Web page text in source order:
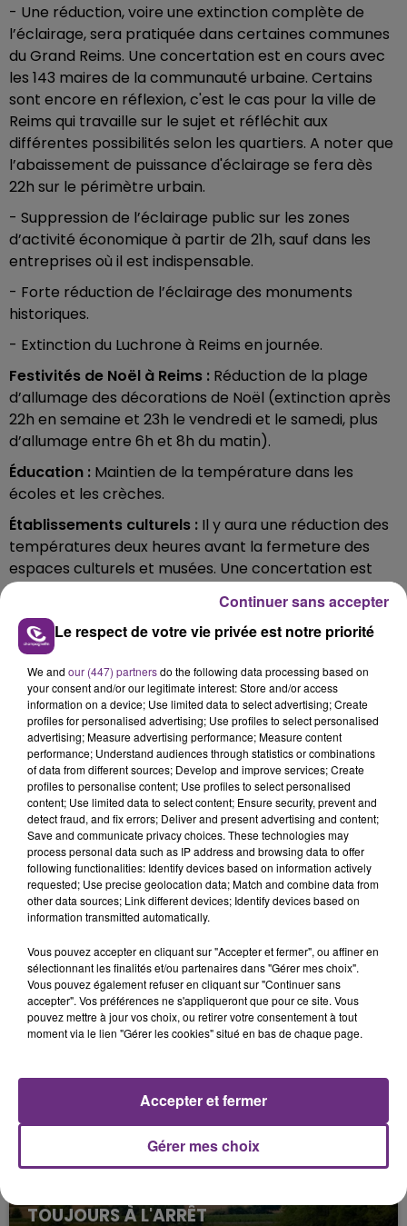
- Une réduction, voire une extinction complète de
l’éclairage, sera pratiquée dans certaines communes
du Grand Reims. Une concertation est en cours avec
les 143 maires de la communauté urbaine. Certains
sont encore en réflexion, c'est le cas pour la ville de
Reims qui travaille sur le sujet et réfléchit aux
différentes possibilités selon les quartiers. A noter que
l’abaissement de puissance d'éclairage se fera dès
22h sur le périmètre urbain.
- Suppression de l’éclairage public sur les zones
d’activité économique à partir de 21h, sauf dans les
entreprises où il est indispensable.
- Forte réduction de l’éclairage des monuments
historiques.
- Extinction du Luchrone à Reims en journée.
Festivités de Noël à Reims : Réduction de la plage
d’allumage des décorations de Noël (extinction après
22h en semaine et 23h le vendredi et le samedi, plus
d’allumage entre 6h et 8h du matin).
Éducation : Maintien de la température dans les
écoles et les crèches.
Établissements culturels : Il y aura une réduction des
températures deux heures avant la fermeture des
espaces culturels et musées. Une concertation est
lancée en vue d’une réduction d’une heure par jour
des horaires d’ouverture au public des espaces
publics.
Équipements sportifs :
- Piscine : Les piscines de Louvois, Château d’eau et
Orgeval sont raccordées au réseau de chaleur et
pourront rester ouvertes. La piscine de Talleyrand
pourrait en revanche être impactée avec une
possible fermeture.
- Gymnase : La température sera abaissée de 2° dans
les halls et dans les vestiaires.
- Patinoires : Un travail est à l’étude pour réduire la
période d’ouverture annuelle pour l’une des deux
patinoires aujourd’hui mises en glace.
FIL D'ACTU
TOUJOURS À L'ARRÊT
Le respect de votre vie privée est notre priorité
We and our (447) partnersdo the following data processing based on
your consent and/or our legitimate interest: Store and/or access
information on a device; Use limited data to select advertising; Create
profiles for personalised advertising; Use profiles to select personalised
advertising; Measure advertising performance; Measure content
performance; Understand audiences through statistics or combinations
of data from different sources; Develop and improve services; Create
profiles to personalise content; Use profiles to select personalised
content; Use limited data to select content; Ensure security, prevent and
detect fraud, and fix errors; Deliver and present advertising and content;
Save and communicate privacy choices. These technologies may
process personal data such as IP address and browsing data to offer
following functionalities: Identify devices based on information actively
requested; Use precise geolocation data; Match and combine data from
other data sources; Link different devices; Identify devices based on
information transmitted automatically.
Vous pouvez accepter en cliquant sur "Accepter et fermer", ou affiner en
sélectionnant les finalités et/ou partenaires dans "Gérer mes choix".
Vous pouvez également refuser en cliquant sur "Continuer sans
accepter". Vos préférences ne s'appliqueront que pour ce site. Vous
pouvez mettre à jour vos choix, ou retirer votre consentement à tout
moment via le lien "Gérer les cookies" situé en bas de chaque page.
Gérer mes choix
Accepter et fermer
Continuer sans accepter